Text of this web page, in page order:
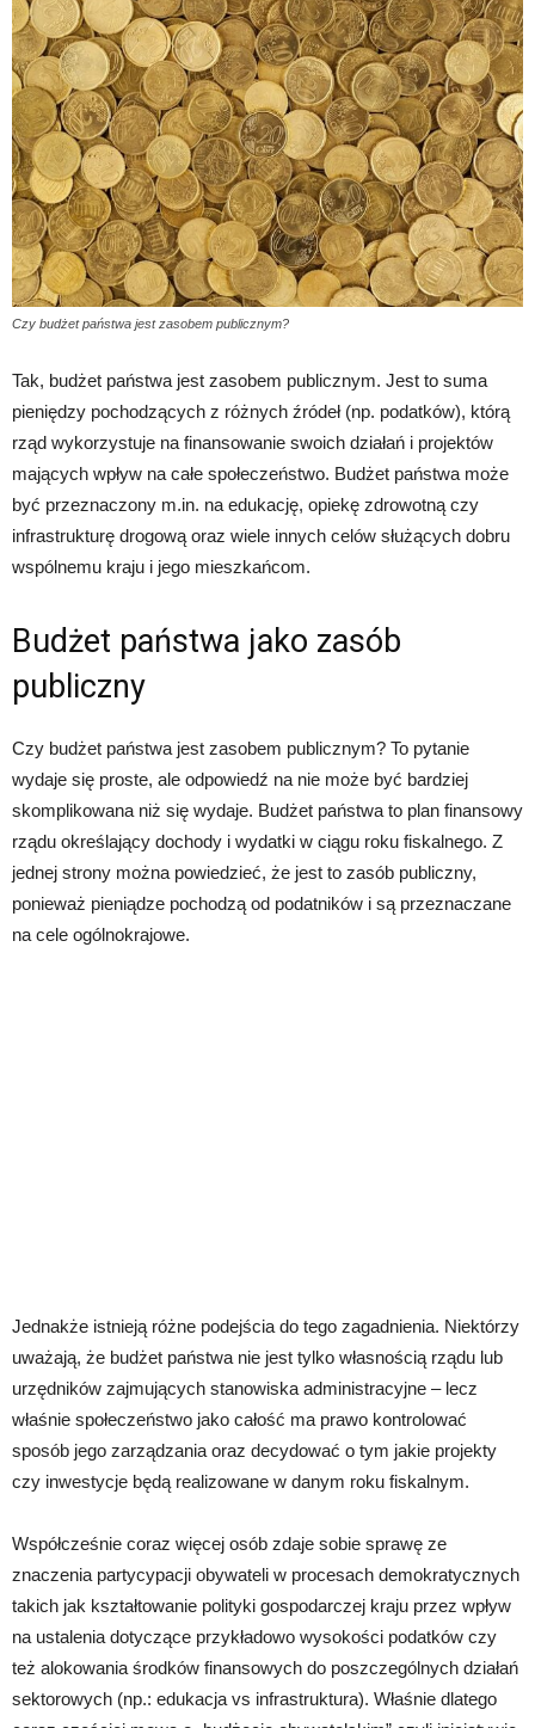
Czy budżet państwa jest zasobem publicznym?
Tak, budżet państwa jest zasobem publicznym. Jest to suma
pieniędzy pochodzących z różnych źródeł (np. podatków), którą
rząd wykorzystuje na finansowanie swoich działań i projektów
mających wpływ na całe społeczeństwo. Budżet państwa może
być przeznaczony m.in. na edukację, opiekę zdrowotną czy
infrastrukturę drogową oraz wiele innych celów służących dobru
wspólnemu kraju i jego mieszkańcom.
Budżet państwa jako zasób
publiczny
Czy budżet państwa jest zasobem publicznym? To pytanie
wydaje się proste, ale odpowiedź na nie może być bardziej
skomplikowana niż się wydaje. Budżet państwa to plan finansowy
rządu określający dochody i wydatki w ciągu roku fiskalnego. Z
jednej strony można powiedzieć, że jest to zasób publiczny,
ponieważ pieniądze pochodzą od podatników i są przeznaczane
na cele ogólnokrajowe.
Jednakże istnieją różne podejścia do tego zagadnienia. Niektórzy
uważają, że budżet państwa nie jest tylko własnością rządu lub
urzędników zajmujących stanowiska administracyjne – lecz
właśnie społeczeństwo jako całość ma prawo kontrolować
sposób jego zarządzania oraz decydować o tym jakie projekty
czy inwestycje będą realizowane w danym roku fiskalnym.
Współcześnie coraz więcej osób zdaje sobie sprawę ze
znaczenia partycypacji obywateli w procesach demokratycznych
takich jak kształtowanie polityki gospodarczej kraju przez wpływ
na ustalenia dotyczące przykładowo wysokości podatków czy
też alokowania środków finansowych do poszczególnych działań
sektorowych (np.: edukacja vs infrastruktura). Właśnie dlatego